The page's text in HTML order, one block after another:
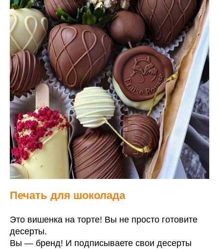
Печать для шоколада
Это вишенка на торте! Вы не просто готовите
десерты.
Вы — бренд! И подписываете свои десерты